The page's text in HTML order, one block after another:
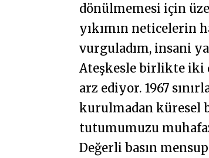
dönülmemesi için
yıkımın neticelerin
vurguladım, insani
Ateşkesle birlikte iki
arz ediyor. 1967
kurulmadan küresel
tutumumuzu
Değerli basın